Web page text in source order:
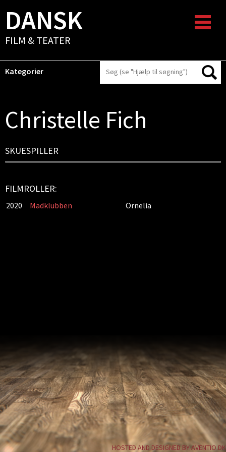
DANSK
FILM & TEATER
Kategorier
Christelle Fich
SKUESPILLER
FILMROLLER:
2020 Madklubben Ornelia
HOSTED AND DESIGNED BY AVENTIO.DK